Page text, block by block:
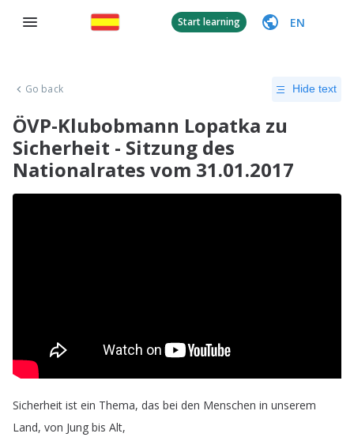
Start learning EN
Go back Hide text
ÖVP-Klubobmann Lopatka zu
Sicherheit - Sitzung des
Nationalrates vom 31.01.2017
Sicherheit ist ein Thema, das bei den Menschen in unserem
Land, von Jung bis Alt,